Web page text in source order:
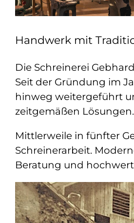
Handwerk mit
Die Schreinerei
Seit der Gründung im
hinweg weitergeführt
zeitgemäßen Lösungen.
Mittlerweile in fünfter
Schreinerarbeit.
Beratung und